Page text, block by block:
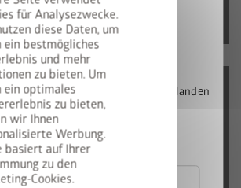
für Analysezwecke.
diese Daten, um
ein bestmögliches
und mehr
zu bieten. Um
ein optimales
zu bieten,
wir Ihnen
Werbung.
basiert auf Ihrer
zu den
Cookies.
gewinnen
für unseren Newsletter an und landen
automatisch im Lostopf.